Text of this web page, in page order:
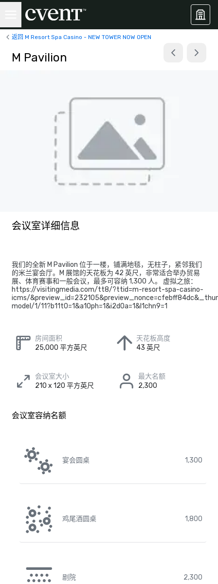
返回 M Resort Spa Casino - NEW TOWER NOW OPEN
M Pavilion
会议室详细信息
我们的全新 M Pavilion 位于一楼，铺满地毯，无柱子，紧邻我们
的米兰宴会厅。M 展馆的天花板为 42 英尺，非常适合举办贸易
展、体育赛事和一般会议，最多可容纳 1,300 人。 虚拟之旅：
https://visitingmedia.com/tt8/?ttid=m-resort-spa-casino-
icms/
model/1/11?b11t0=1&a10ph=1&i2d0a=1&l1chn9=1
房间面积
25,000 平方英尺
天花板高度
43 英尺
会议室大小
210 x 120 平方英尺
最大名额
2,300
会议室容纳名额
宴会圆桌 1,300
鸡尾酒圆桌 1,800
剧院 2,300